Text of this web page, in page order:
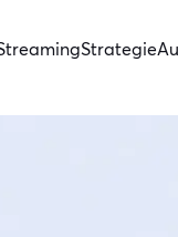
Strategie